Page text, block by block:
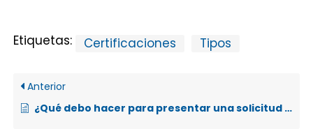
Etiquetas: Certificaciones Tipos
Anterior
¿Qué debo hacer para presentar una solicitud de beca socioeconómica si soy estudiante de primer ingreso?